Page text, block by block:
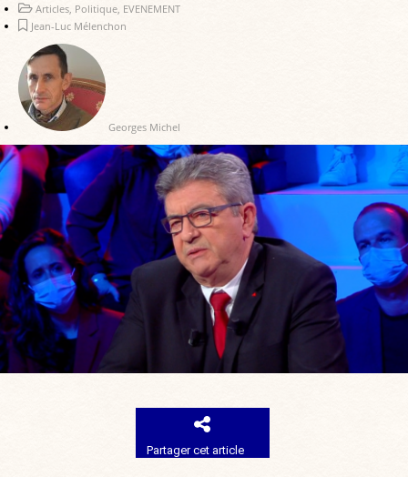
Articles Politique EVENEMENT
Jean-Luc Mélenchon
Georges Michel
Partager cet article